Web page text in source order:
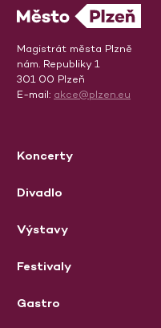
Magistrát města Plzně
nám. Republiky 1
301 00 Plzeň
E-mail: akce@plzen.eu
Koncerty
Divadlo
Výstavy
Festivaly
Gastro